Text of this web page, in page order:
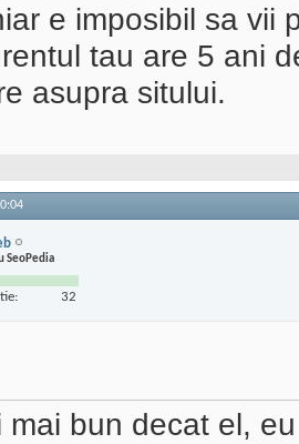
e imposibil sa vii
tau are 5 ani
asupra sitului.
SeoPedia
32
mai bun decat el,